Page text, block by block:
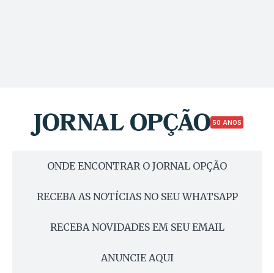
50 ANOS
ONDE ENCONTRAR O JORNAL OPÇÃO
RECEBA AS NOTÍCIAS NO SEU WHATSAPP
RECEBA NOVIDADES EM SEU EMAIL
ANUNCIE AQUI